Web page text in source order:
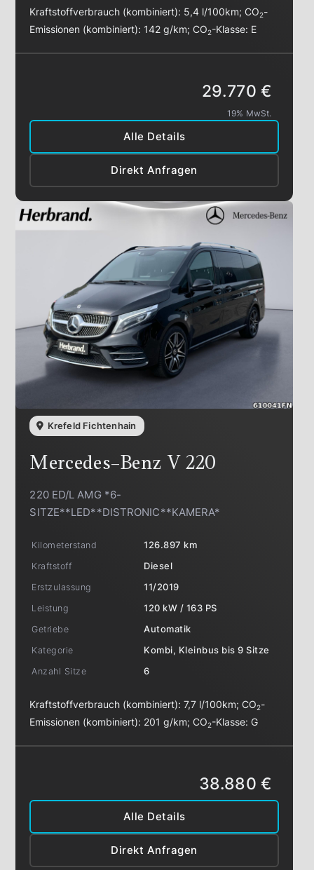
Kraftstoffverbrauch (kombiniert): 5,4 l/100km;CO2-
Emissionen (kombiniert): 142 g/km;CO2-Klasse: E
Alle Details
Direkt Anfragen
29.770 €
19% MwSt.
Krefeld Fichtenhain
Mercedes-Benz V 220
220 ED/L AMG *6-
SITZE**LED**DISTRONIC**KAMERA*
Kilometerstand
126.897 km
Kraftstoff
Diesel
Erstzulassung
11/2019
Leistung
120 kW / 163 PS
Getriebe
Automatik
Kategorie
Kombi, Kleinbus bis 9 Sitze
Anzahl Sitze
6
Kraftstoffverbrauch (kombiniert):7,7 l/100km;CO2-
Emissionen (kombiniert): 201 g/km;CO2-Klasse:G
Alle Details
Direkt Anfragen
38.880 €